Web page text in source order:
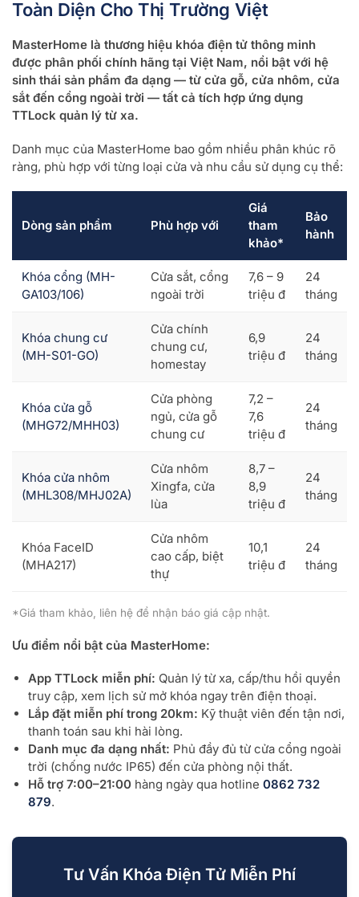
Toàn Diện Cho Thị Trường Việt
MasterHome là thương hiệu khóa điện tử thông minh
được phân phối chính hãng tại Việt Nam, nổi bật với hệ
sinh thái sản phẩm đa dạng — từ cửa gỗ, cửa nhôm, cửa
sắt đến cổng ngoài trời — tất cả tích hợp ứng dụng
TTLock quản lý từ xa.
Danh mục của MasterHome bao gồm nhiều phân khúc rõ
ràng, phù hợp với từng loại cửa và nhu cầu sử dụng cụ thể:
Dòng sản phẩm Phù hợp với
Giá
tham
khảo*
Bảo
hành
Khóa cổng (MH-
GA103/106)
Cửa sắt, cổng
ngoài trời
7,6 – 9
triệu đ
24
tháng
Khóa chung cư
(MH-S01-GO)
Cửa chính
chung cư,
homestay
6,9
triệu đ
24
tháng
Khóa cửa gỗ
(MHG72/MHH03)
Cửa phòng
ngủ, cửa gỗ
chung cư
7,2 –
7,6
triệu đ
24
tháng
Khóa cửa nhôm
(MHL308/MHJ02A)
Cửa nhôm
Xingfa, cửa
lùa
8,7 –
8,9
triệu đ
24
tháng
Khóa FaceID
(MHA217)
Cửa nhôm
cao cấp, biệt
thự
10,1
triệu đ
24
tháng
*Giá tham khảo, liên hệ để nhận báo giá cập nhật.
Ưu điểm nổi bật của MasterHome:
App TTLock miễn phí: Quản lý từ xa, cấp/thu hồi quyền
truy cập, xem lịch sử mở khóa ngay trên điện thoại.
Lắp đặt miễn phí trong 20km: Kỹ thuật viên đến tận nơi,
thanh toán sau khi hài lòng.
Danh mục đa dạng nhất: Phủ đầy đủ từ cửa cổng ngoài
trời (chống nước IP65) đến cửa phòng nội thất.
Hỗ trợ 7:00–21:00 hàng ngày qua hotline 0862 732
879.
Tư Vấn Khóa Điện Tử Miễn Phí